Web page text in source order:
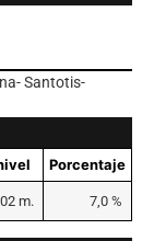
Santotis-
Porcentaje
m. 7,0 %